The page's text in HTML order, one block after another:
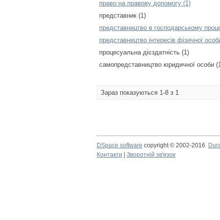
право на правову допомогу (1)
представник (1)
представництво в господарському
представництво інтересів фізичної
процесуальна дієздатність (1)
самопредставництво юридичної особи
Зараз показуються 1-8 з 1
DSpace software copyright © 2002-2016
Контакти
Зворотній зв'язок